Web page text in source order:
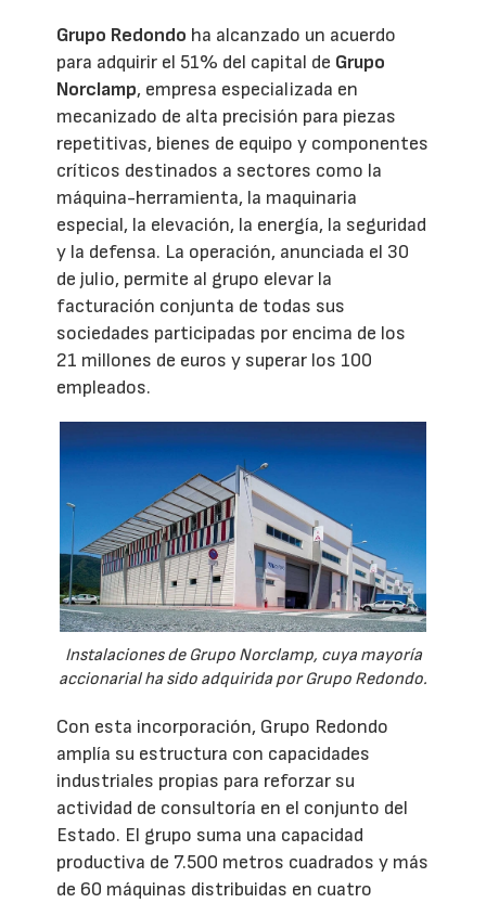
Grupo Redondo ha alcanzado un acuerdo
para adquirir el 51% del capital de Grupo
Norclamp, empresa especializada en
mecanizado de alta precisión para piezas
repetitivas, bienes de equipo y componentes
críticos destinados a sectores como la
máquina-herramienta, la maquinaria
especial, la elevación, la energía, la seguridad
y la defensa. La operación, anunciada el 30
de julio, permite al grupo elevar la
facturación conjunta de todas sus
sociedades participadas por encima de los
21 millones de euros y superar los 100
empleados.
Instalaciones de Grupo Norclamp, cuya mayoría
accionarial ha sido adquirida por Grupo Redondo.
Con esta incorporación, Grupo Redondo
amplía su estructura con capacidades
industriales propias para reforzar su
actividad de consultoría en el conjunto del
Estado. El grupo suma una capacidad
productiva de 7.500 metros cuadrados y más
de 60 máquinas distribuidas en cuatro